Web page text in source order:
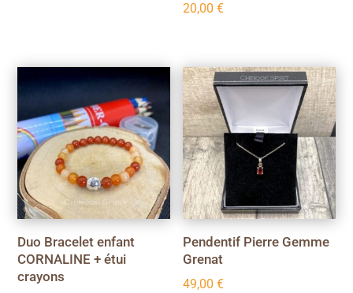
20,00€
Duo Bracelet enfant
CORNALINE + étui
crayons
Pendentif Pierre Gemme
Grenat
49,00€